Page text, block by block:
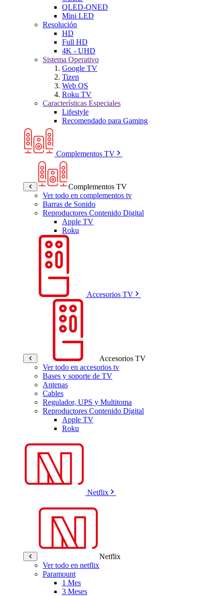
QLED-QNED
Mini LED
Resolución
HD
Full HD
4K - UHD
Sistema Operativo
Google TV
Tizen
Web OS
Roku TV
Características Especiales
Lifestyle
Recomendado para Gaming
Complementos TV
Complementos TV
Ver todo en complementos tv
Barras de Sonido
Reproductores Contenido Digital
Apple TV
Roku
Accesorios TV
Accesorios TV
Ver todo en accesorios tv
Bases y soporte de TV
Antenas
Cables
Regulador, UPS y Multitoma
Reproductores Contenido Digital
Apple TV
Roku
Netflix
Netflix
Ver todo en netflix
Paramount
1 Mes
3 Meses